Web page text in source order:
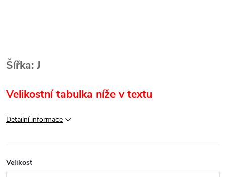
Šířka: J
Velikostní tabulka níže v textu
Detailní informace
Velikost